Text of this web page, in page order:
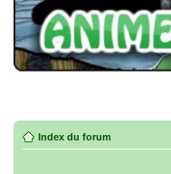
Index du forum